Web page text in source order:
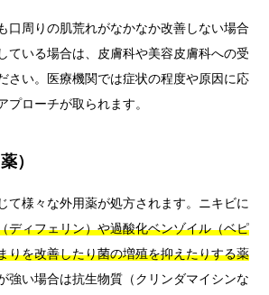
口周りの肌荒れがなかなか改善しない場合
ている場合は、皮膚科や美容皮膚科への受
さい。医療機関では症状の程度や原因に応
プローチが取られます。
）
て様々な外用薬が処方されます。ニキビに
ディフェリン）や過酸化ベンゾイル（ベピ
りを改善したり菌の増殖を抑えたりする薬
強い場合は抗生物質（クリンダマイシンな